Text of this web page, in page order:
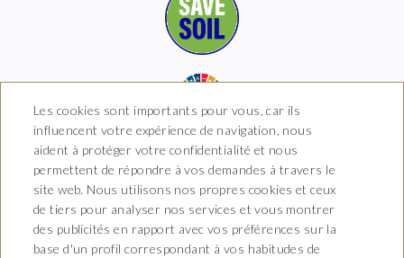
Hotel Boutique Arkhé de
Carrer del Raval 5, 17256 Pals,
Les cookies sont importants pour vous, car ils
influencent votre expérience de navigation, nous
aident à protéger votre confidentialité et nous
permettent de répondre à vos demandes à travers le
site web. Nous utilisons nos propres cookies et ceux
de tiers pour analyser nos services et vous montrer
des publicités en rapport avec vos préférences sur la
base d'un profil correspondant à vos habitudes de